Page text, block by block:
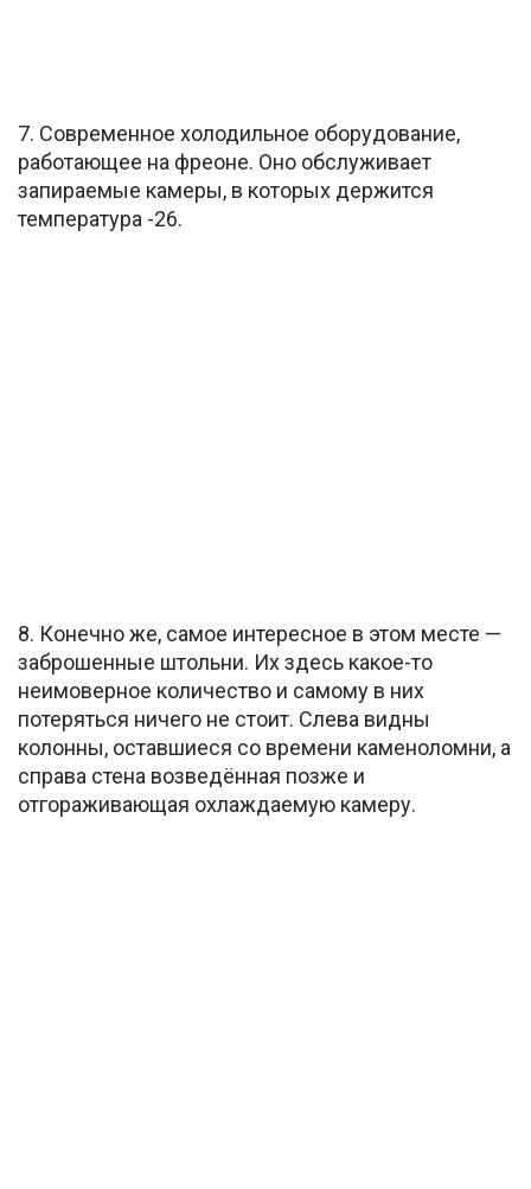
7. Современное холодильное оборудование,
работающее на фреоне. Оно обслуживает
запираемые камеры, в которых держится
температура -26.
8. Конечно же, самое интересное в этом месте —
заброшенные штольни. Их здесь какое-то
неимоверное количество и самому в них
потеряться ничего не стоит. Слева видны
колонны, оставшиеся со времени каменоломни, а
справа стена возведённая позже и
отгораживающая охлаждаемую камеру.